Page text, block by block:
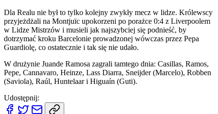
Dla Realu nie był to tylko kolejny zwykły mecz w lidze. Królewscy
przyjeżdżali na Montjuïc upokorzeni po porażce 0:4 z Liverpoolem
w Lidze Mistrzów i musieli jak najszybciej się podnieść, by
dotrzymać kroku Barcelonie prowadzonej wówczas przez Pepa
Guardiolę, co ostatecznie i tak się nie udało.
W drużynie Juande Ramosa zagrali tamtego dnia: Casillas, Ramos,
Pepe, Cannavaro, Heinze, Lass Diarra, Sneijder (Marcelo), Robben
(Saviola), Raúl, Huntelaar i Higuaín (Guti).
Udostępnij: